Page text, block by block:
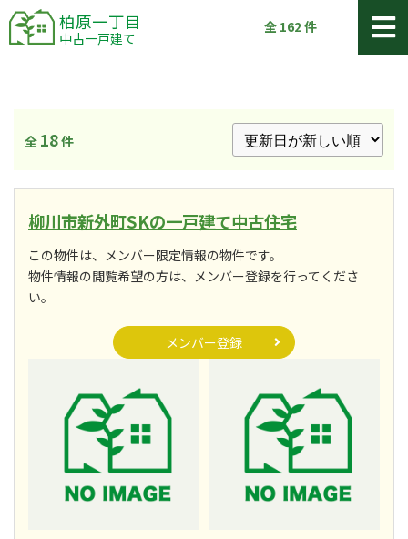
柏原一丁目
中古一戸建て
全 162件
全 18件
柳川市新外町SKの一戸建て中古住宅
この物件は、メンバー限定情報の物件です。
物件情報の閲覧希望の方は、メンバー登録を行ってくださ
い。
メンバー登録